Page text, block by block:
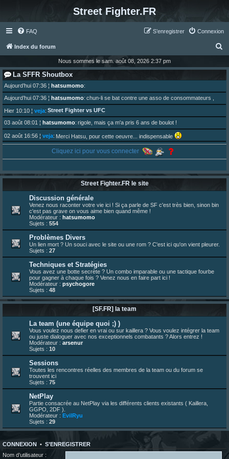
Street Fighter.FR
FAQ Connexion
S’enregistrer
Index du forum
c
e
Nous sommes le sam. août 08, 2026 2:37 pm
La SFFR Shoutbox
Aujourd’hui 07:36 ¦ hatsumomo:
Aujourd’hui 07:36 ¦ hatsumomo: chun-li se bat contre une asso de consommateurs ,
Hier 10:10 ¦ veja: Street Fighter vs UFC
03 août 08:01 ¦ hatsumomo: rigole, mais ça m'a pris 6 ans de boulot !
02 août 16:56 ¦ veja: Merci Hatsu, pour cette oeuvre... indispensable
Vous y trouverez du sesque, de l'humour, du sesque, des combats et plein de lore SF !
01 août 08:08¦hatsumomo:
Aujourd'hui, c'est le yaoi day. Pour la peine je reposte ma dernière fic.
30 juil. 07:22¦hatsumomo:
Un futur indispensable :https://x.com/preterniadotcom/status/20 ... 8820352079
26 juil. 22:09¦hatsumomo:bio de Alex en ligne les gens !
13 juil. 09:53¦hatsumomo
bonjour les amis, je viens de poster ma 1e review de figurine !
23 juin 10:36¦indy:une très chouette SFFR shoutbox !
23 juin 07:30¦hatsumomo:nouvelle trad caniculaire les amis !
23 juin 07:26¦hatsumomo:shoutbox réinitialisée
22 juin 12:27¦indy: Yo !
22 juin 08:49¦veja:Yo
Cliquez ici pour vous connecter
Street Fighter.FR le site
Discussion générale
Venez nous raconter votre vie ici ! Si ça parle de SF c'est très bien, sinon bin
c'est pas grave on vous aime bien quand même !
Modérateur : hatsumomo
Sujets : 554
Problèmes Divers
Un lien mort ? Un souci avec le site ou une rom ? C'est ici qu'on vient pleurer.
Sujets : 27
Techniques et Stratégies
Vous avez une botte secrète ? Un combo imparable ou une tactique fourbe
pour gagner à chaque fois ? Venez nous en faire part ici !
Modérateur : psychogore
Sujets : 48
[SF.FR] la team
La team (une équipe quoi ;) )
Vous voulez nous defier en vrai ou sur kaillera ? Vous voulez intégrer la team
ou juste dialoguer avec nos exceptionnels combatants ? Alors entrez !
Modérateur : arsenur
Sujets : 10
Sessions
Toutes les rencontres réelles des membres de la team ou du forum se
trouvent ici
Sujets : 75
NetPlay
Partie consacrée au NetPlay via les différents clients existants ( Kaillera,
GGPO, 2DF ).
Modérateur : EvilRyu
Sujets : 29
CONNEXION • S’ENREGISTRER
Nom d’utilisateur :